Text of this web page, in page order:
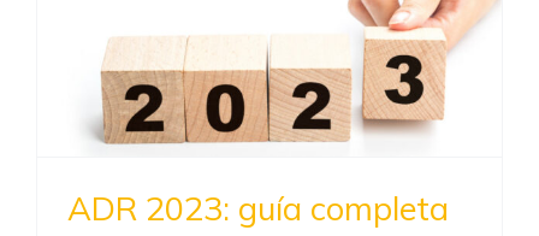
ADR 2023: guía completa